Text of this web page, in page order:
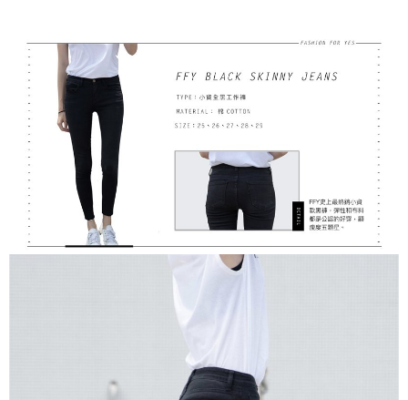
Taiwan, Inc. dan AFTEE akan membuat bil kepada pengguna. AFTEE
akan menggunakan data peribadi yang dikumpul (termasuk nama
pembeli, no. telefon, nama penerima, no. telefon, alamat penerima) untuk
penggunaan perkhidmatan. Sila rujuk kepada "Penyata Pengumpulan
Data Peribadi, Pemprosesan, Penggunaan"
(https://aftee.tw/privacypolicy/
) untuk maklumat lanjut.
Jumlah yang diperakui untuk pengguna kali pertama yang lulus
kelulusan boleh sehingga NT$10,000. Jika pengguna tidak membuat
pembayaran dalam tempoh tersebut, yuran pembayaran lewat sebanyak
20% setahun akan dikenakan. Pengguna bawah umur dikehendaki
mendapatkan kebenaran daripada ibu bapa atau penjaga yang sah
untuk menggunakan AFTEE.
cs_tw@netprotections.co.jp
peribadi yang disenaraikan seperti di atas akan dikumpul dan digunakan
NT$600 atau lebih
離島配送
NT$150/pesanan | Penghantaran percuma untuk pesanan
NT$1,500 atau lebih